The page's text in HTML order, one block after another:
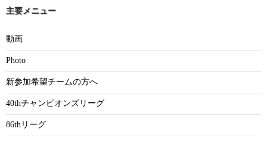
主要メニュー
動画
Photo
新参加希望チームの方へ
40thチャンピオンズリーグ
86thリーグ